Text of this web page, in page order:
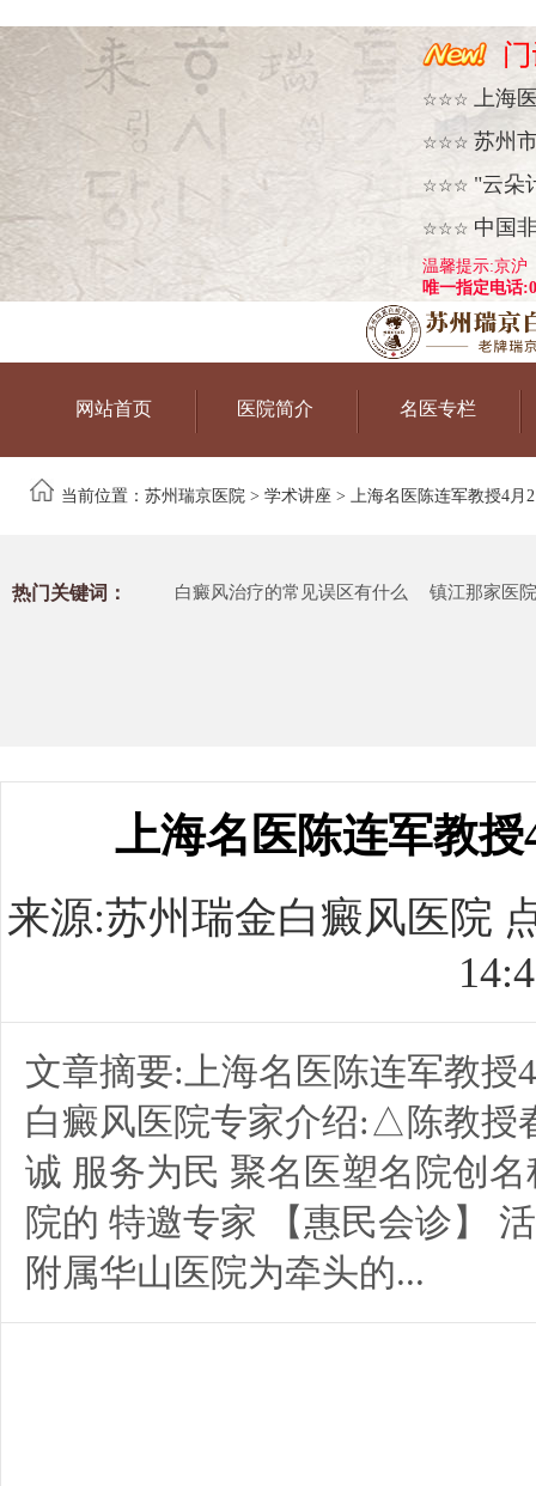
☆☆☆ 上海
☆☆☆ 苏州
☆☆☆ "云朵
☆☆☆ 中国
温馨提示:京沪
唯一指定电话
网站首页 医院简介 名医专栏
当前位置： 苏州瑞京医院 > 学术讲座 > 上海名医陈连军教授4月
热门关键词： 白癜风治疗的常见误区有什么 镇江那家医
上海名医陈连军教
来源:苏州瑞金白癜风医院
文章摘要:上海名医陈连军教授
白癜风医院专家介绍:△陈教授
诚 服务为民 聚名医塑名院创
院的 特邀专家 【惠民会诊】
附属华山医院为牵头的...